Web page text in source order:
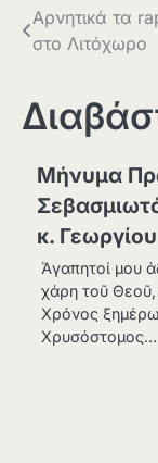
Πλοήγηση
άρθρων
Αρνητικά τα
στο Λιτόχωρο
Μήνυμα
κ. Γεωργίου
Ἀγαπητοί μου
χάρη τοῦ
Χρόνος
Χρυσόστομος…